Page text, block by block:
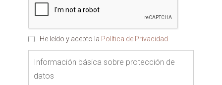
He leído y acepto la Política de Privacidad
Información básica sobre protección de
datos